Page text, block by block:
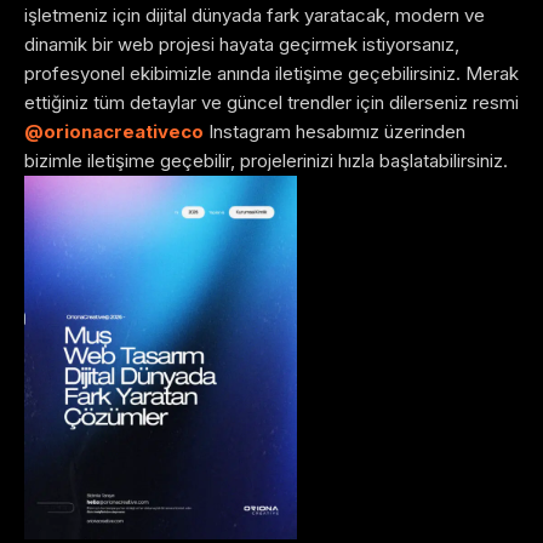
işletmeniz için dijital dünyada fark yaratacak, modern ve
dinamik bir web projesi hayata geçirmek istiyorsanız,
profesyonel ekibimizle anında iletişime geçebilirsiniz. Merak
ettiğiniz tüm detaylar ve güncel trendler için dilerseniz resmi
@orionacreativeco Instagram hesabımız üzerinden
bizimle iletişime geçebilir, projelerinizi hızla başlatabilirsiniz.